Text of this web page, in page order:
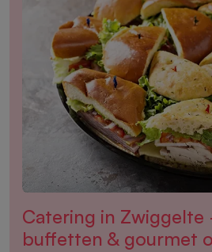
Catering in Zwiggelte
buffetten & gourmet